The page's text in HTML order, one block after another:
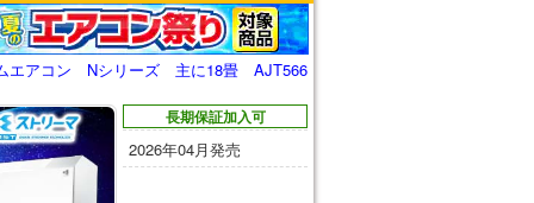
エアコン Nシリーズ 主に18畳 AJT566
長期保証加入可
2026年04月発売